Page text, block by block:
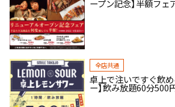
ープン記念】半額フェ
全店共通
卓上で注いですぐ飲め
ー】飲み放題60分500円